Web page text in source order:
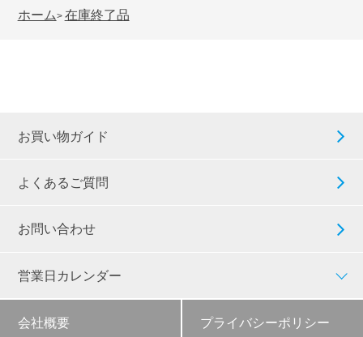
ホーム> 在庫終了品
お買い物ガイド
よくあるご質問
お問い合わせ
営業日カレンダー
会社概要 プライバシーポリシー